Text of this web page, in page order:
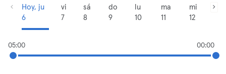
Hoy, ju
6
vi
7
sá
8
do
9
lu
10
ma
11
mi
12
05:00 00:00